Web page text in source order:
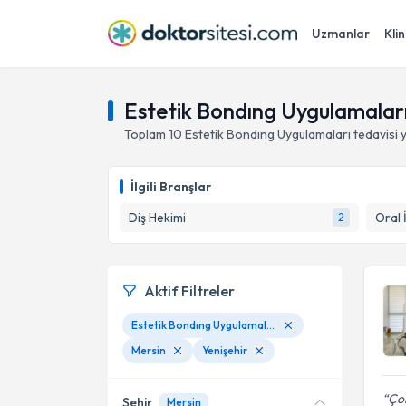
Uzmanlar
Estetik Bondıng
Toplam 10 Estetik Bondıng Uygulamaları tedavisi
İlgili Branşlar
Diş Hekimi
2 Oral
Aktif Filtreler
Estetik Bondıng Uygulamaları
Mersin
Yenişehir
Şehir Mersin